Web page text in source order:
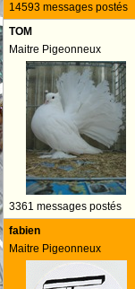
14593 messages postés
TOM
Maitre Pigeonneux
3361 messages postés
fabien
Maitre Pigeonneux